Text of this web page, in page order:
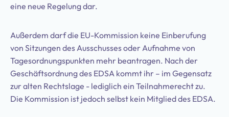
eine neue Regelung dar.
Außerdem darf die EU-Kommission keine Einberufung
von Sitzungen des Ausschusses oder Aufnahme von
Tagesordnungspunkten mehr beantragen. Nach der
Geschäftsordnung des EDSA kommt ihr – im Gegensatz
zur alten Rechtslage - lediglich ein Teilnahmerecht zu.
Die Kommission ist jedoch selbst kein Mitglied des EDSA.